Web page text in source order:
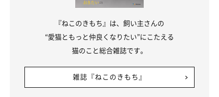
『ねこのきもち』は、飼い主さんの
“愛猫ともっと仲良くなりたい”にこたえる
猫のこと総合雑誌です。
雑誌『ねこのきもち』